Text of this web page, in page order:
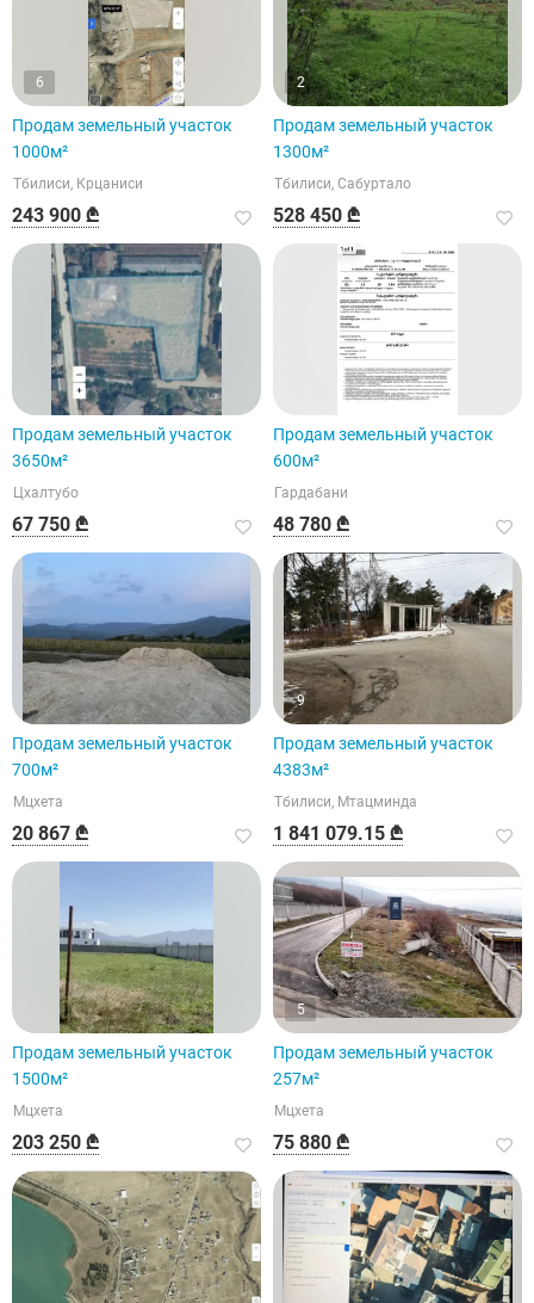
6
Продам земельный участок
1000м²
Тбилиси, Крцаниси
243 900 ₾
2
Продам земельный участок
1300м²
Тбилиси, Сабуртало
528 450 ₾
Продам земельный участок
3650м²
Цхалтубо
67 750 ₾
Продам земельный участок
600м²
Гардабани
48 780 ₾
Продам земельный участок
700м²
Мцхета
20 867 ₾
9
Продам земельный участок
4383м²
Тбилиси, Мтацминда
1 841 079.15 ₾
Продам земельный участок
1500м²
Мцхета
203 250 ₾
5
Продам земельный участок
257м²
Мцхета
75 880 ₾